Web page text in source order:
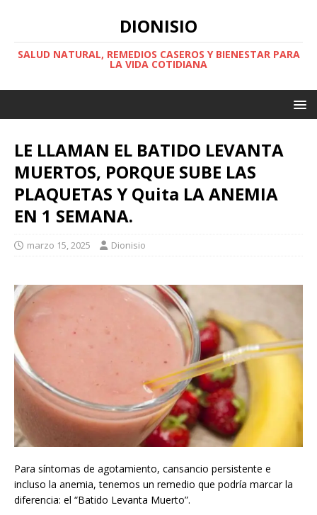
DIONISIO
SALUD NATURAL, REMEDIOS CASEROS Y BIENESTAR PARA
LA VIDA COTIDIANA
LE LLAMAN EL BATIDO LEVANTA
MUERTOS, PORQUE SUBE LAS
PLAQUETAS Y Quita LA ANEMIA
EN 1 SEMANA.
marzo 15, 2025 Dionisio
Para síntomas de agotamiento, cansancio persistente e
incluso la anemia, tenemos un remedio que podría marcar la
diferencia: el “Batido Levanta Muerto”.